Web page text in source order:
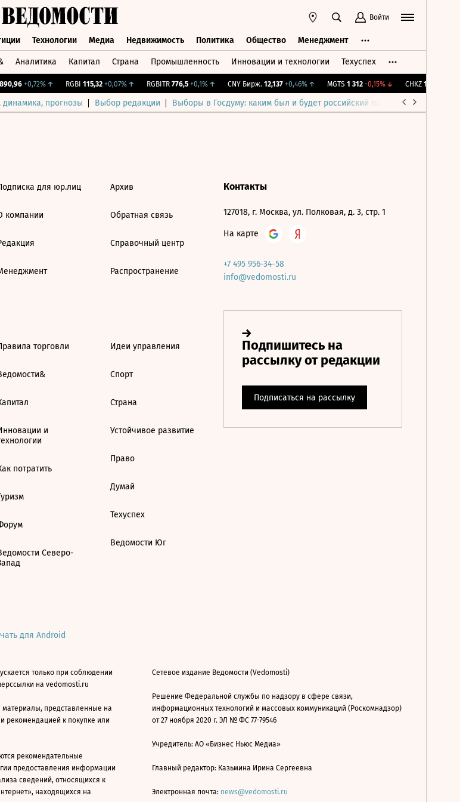
Войти
Технологии Медиа Недвижимость Политика Общество Менеджмент
Аналитика Капитал Страна Промышленность Инновации и технологии Техуспех
+0,72%↑ RGBI 115,32 +0,07%↑ RGBITR 776,5 +0,1%↑ CNY Бирж. 12,137 +0,46%↑ MGTS 1 312 -0,15%↓ CHKZ 16 050
прогнозы Выбор редакции Выборы в Госдуму: каким был и будет российский парламент
для юр.лиц
компании
Архив
Обратная связь
Справочный центр
Распространение
торговли
и
потратить
Северо-
Идеи управления
Спорт
Страна
Устойчивое развитие
Право
Думай
Техуспех
Ведомости Юг
Контакты
127018, г. Москва, ул. Полковая, д. 3, стр. 1
На карте
+7 495 956-34-58
info@vedomosti.ru
для Android
только при соблюдении
на vedomosti.ru
материалы, представленные на
рекомендацией к покупке или
рекомендательные
предоставления информации
сведений, относящихся к
находящихся на
Сетевое издание Ведомости (Vedomosti)
Решение Федеральной службы по надзору в сфере связи,
информационных технологий и массовых коммуникаций (Роскомнадзор)
от 27 ноября 2020 г. ЭЛ № ФС 77-79546
Учредитель: АО «Бизнес Ньюс Медиа»
Главный редактор: Казьмина Ирина Сергеевна
Электронная почта: news@vedomosti.ru